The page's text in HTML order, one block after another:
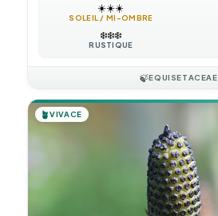
☀️☀️☀️
SOLEIL / MI-OMBRE
❄️❄️❄️
RUSTIQUE
🍃EQUISETACEAE
🪴VIVACE